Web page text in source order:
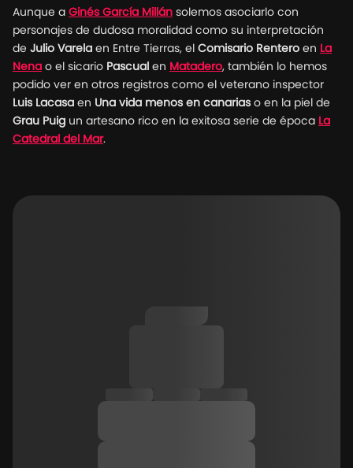
Aunque a Ginés García Millán solemos asociarlo con
personajes de dudosa moralidad como su interpretación
de Julio Varela en Entre Tierras, el Comisario Rentero en La
Nena o el sicario Pascual en Matadero, también lo hemos
podido ver en otros registros como el veterano inspector
Luis Lacasa en Una vida menos en canarias o en la piel de
Grau Puig un artesano rico en la exitosa serie de época La
Catedral del Mar.